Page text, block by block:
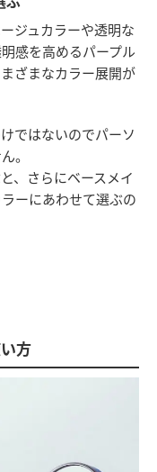
ジュカラーや透明な
感を高めるパープル
ざまなカラー展開が
ではないのでパーソ
。
、さらにベースメイ
ーにあわせて選ぶの
方